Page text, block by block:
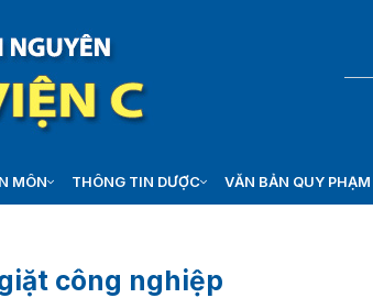
MÔN THÔNG TIN DƯỢC VĂN BẢN QUY PHẠM
công nghiệp